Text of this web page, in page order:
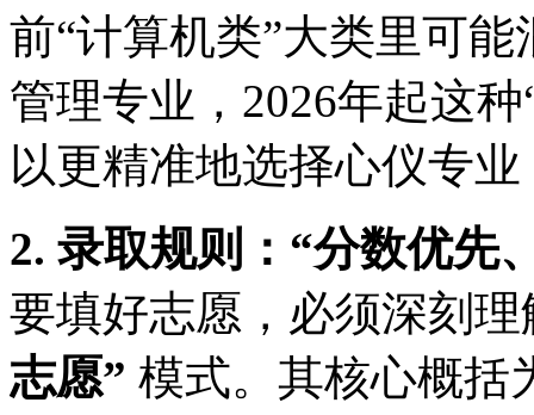
前“计算机类”大类里可
管理专业，2026年起这
以更精准地选择心仪专
2. 录取规则：“分数优先
要填好志愿，必须深刻
志愿” 模式。其核心概括